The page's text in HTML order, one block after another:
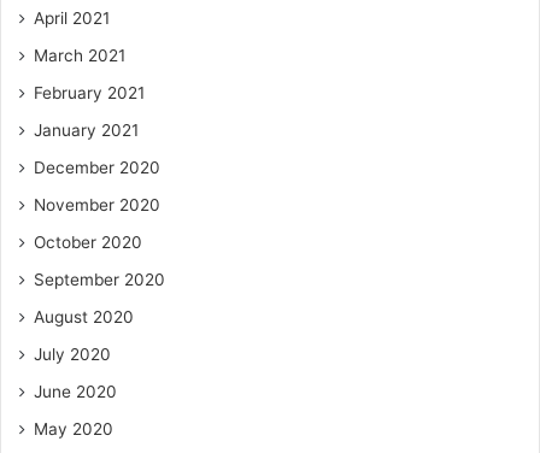
April 2021
March 2021
February 2021
January 2021
December 2020
November 2020
October 2020
September 2020
August 2020
July 2020
June 2020
May 2020